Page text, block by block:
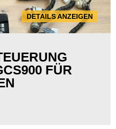
DETAILS ANZEIGEN
FÜR